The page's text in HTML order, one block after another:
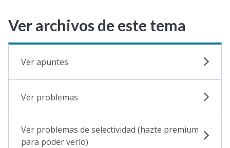
Ver archivos de este tema
Ver apuntes
Ver problemas
Ver problemas de selectividad (hazte premium
para poder verlo)